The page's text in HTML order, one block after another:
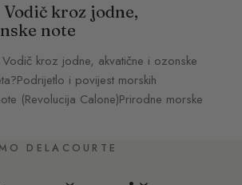
kroz jodne,
note
kroz jodne, akvatične i ozonske
i povijest morskih
(Revolucija Calone)Prirodne morske
DELACOURTE